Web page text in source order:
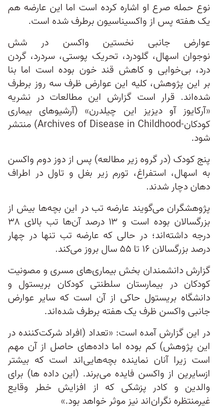
نوع حمله صرع او اشاره کرده است اما این عارضه هم
یک هفته پس از واکسیناسیون برطرف شده است.
عوارض جانبی نخستین واکسن در شش
نوجوان اسهال، گلودرد، تحریک پوستی، سردرد، گردن
درد، بی‌خوابی و کاهش قند خون بوده است اما بنا
بر این پژوهش، کلیه این عوارض ظرف سه روز برطرف
شده‌اند. قرار است گزارش این مطالعات در نشریه
«آرکایوز آو دیزیز این چیلدرن» (آرشیوهای بیماری
کودکان-Archives of Disease in Childhood) منتشر
شود.
پنج کودک (در گروه زیر مطالعه) پس از دوز دوم واکسن
به اسهال، استفراغ، تورم زیر بغل و تاول در اطراف
دهان دچار شدند.
پژوهشگران می‌گویند عارضه تب در این بچه‌ها بیش از
بزرگسالان بوده است و ۱۳ درصد آن‌ها تب بالای ۳۸
درجه داشته‌اند؛ در حالی که عارضه تب تنها در چهار
درصد بزرگسالان ۱۶ تا ۵۵ سال بروز می‌کند.
گزارش دانشمندان بخش بیماری‌های مسری و مصونیت
کودکان در بیمارستان سلطنتی کودکان بریستول و
دانشگاه بریستول حاکی از آن است که سایر عوارض
جانبی واکسن ظرف یک هفته برطرف شده‌اند.
در این گزارش آمده است: «تعداد (افراد شرکت‌کننده در
این پژوهش) کم بوده اما داده‌های حاصل از آن مهم
است زیرا آنان نماینده بچه‌هایی‌اند است که بیشتر
ازسایرین از واکسن فایده می‌برند. (این داده ها) برای
والدین و کادر پزشکی که از افزایش خطر وقایع
غیرمنتظره‌ نگران‌اند نیز موثر خواهد بود.»